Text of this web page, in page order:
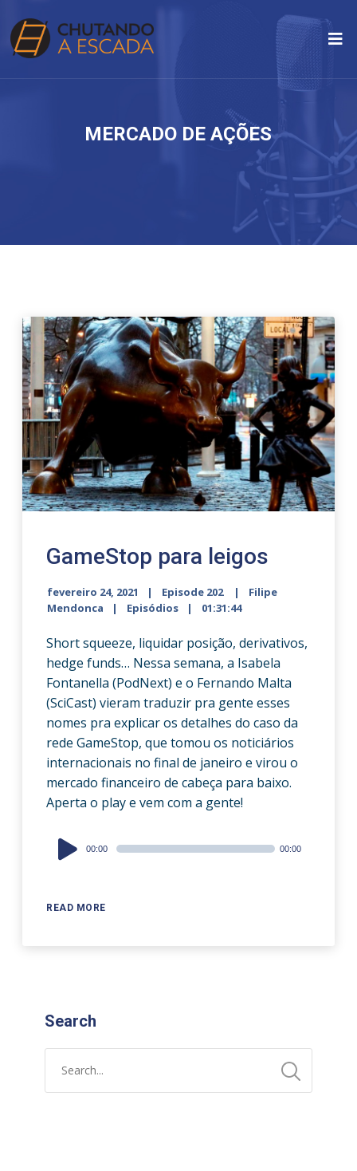
MERCADO DE AÇÕES
GameStop para leigos
fevereiro 24, 2021 Episode 202
Filipe
Mendonca
Episódios 01:31:44
Short squeeze, liquidar posição, derivativos,
hedge funds… Nessa semana, a Isabela
Fontanella (PodNext) e o Fernando Malta
(SciCast) vieram traduzir pra gente esses
nomes pra explicar os detalhes do caso da
rede GameStop, que tomou os noticiários
internacionais no final de janeiro e virou o
mercado financeiro de cabeça para baixo.
Aperta o play e vem com a gente!
READ MORE
Audio
Player
00:00 00:00
Search